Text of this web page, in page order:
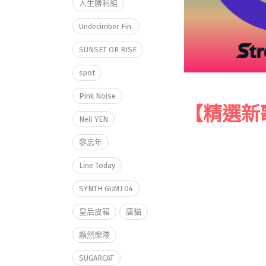
【精選
人生勝利組
Undecimber Fin.
SUNSET OR RISE
spot
Pink Noise
Neil YEN
黎忘年
Line Today
SYNTH GUMI 04
皇后皮箱 唐貓
顯然樂隊
SUGARCAT